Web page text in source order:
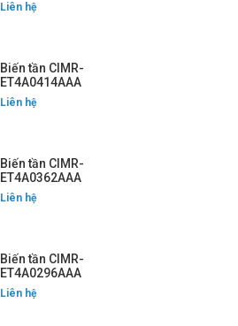
Liên hệ
Biến tần CIMR-
ET4A0414AAA
Liên hệ
Biến tần CIMR-
ET4A0362AAA
Liên hệ
Biến tần CIMR-
ET4A0296AAA
Liên hệ